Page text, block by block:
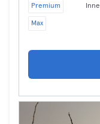
Premium
Max